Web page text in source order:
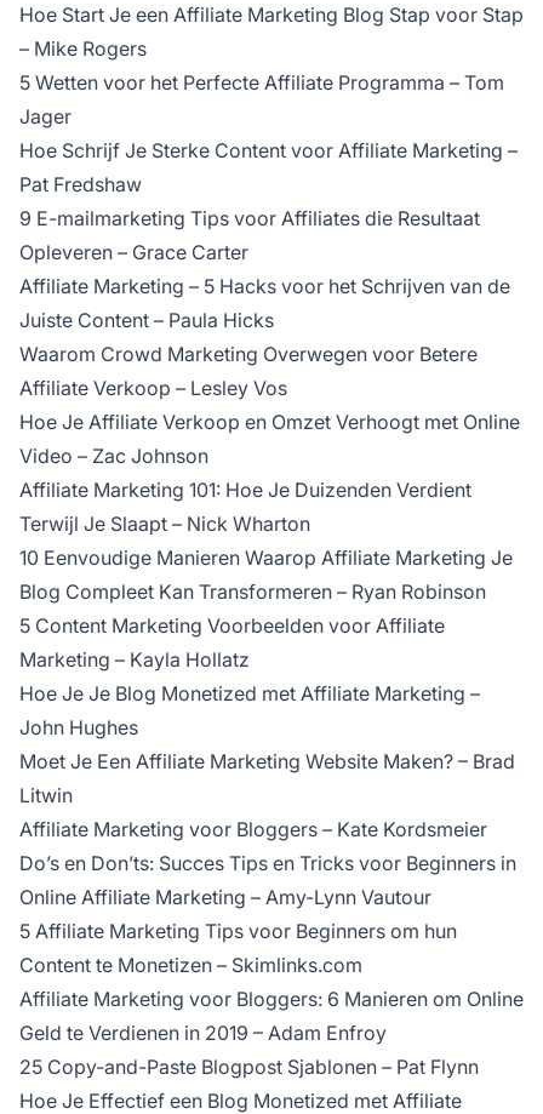
Hoe Start Je een Affiliate Marketing Blog Stap voor Stap
– Mike Rogers
5 Wetten voor het Perfecte Affiliate Programma – Tom
Jager
Hoe Schrijf Je Sterke Content voor Affiliate Marketing –
Pat Fredshaw
9 E-mailmarketing Tips voor Affiliates die Resultaat
Opleveren – Grace Carter
Affiliate Marketing – 5 Hacks voor het Schrijven van de
Juiste Content – Paula Hicks
Waarom Crowd Marketing Overwegen voor Betere
Affiliate Verkoop – Lesley Vos
Hoe Je Affiliate Verkoop en Omzet Verhoogt met Online
Video – Zac Johnson
Affiliate Marketing 101: Hoe Je Duizenden Verdient
Terwijl Je Slaapt – Nick Wharton
10 Eenvoudige Manieren Waarop Affiliate Marketing Je
Blog Compleet Kan Transformeren – Ryan Robinson
5 Content Marketing Voorbeelden voor Affiliate
Marketing – Kayla Hollatz
Hoe Je Je Blog Monetized met Affiliate Marketing –
John Hughes
Moet Je Een Affiliate Marketing Website Maken? – Brad
Litwin
Affiliate Marketing voor Bloggers – Kate Kordsmeier
Do’s en Don’ts: Succes Tips en Tricks voor Beginners in
Online Affiliate Marketing – Amy-Lynn Vautour
5 Affiliate Marketing Tips voor Beginners om hun
Content te Monetizen – Skimlinks.com
Affiliate Marketing voor Bloggers: 6 Manieren om Online
Geld te Verdienen in 2019 – Adam Enfroy
25 Copy-and-Paste Blogpost Sjablonen – Pat Flynn
Hoe Je Effectief een Blog Monetized met Affiliate